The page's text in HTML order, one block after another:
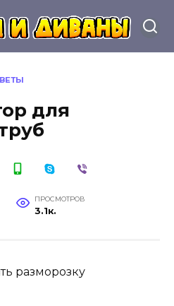
для
ПРОСМОТРОВ
3.1к.
разморозку